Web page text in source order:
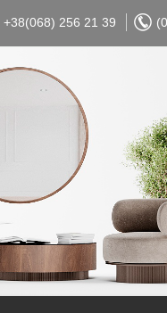
+38(068) 256 21 39